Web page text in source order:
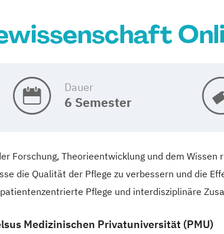
Dauer
6 Semester
Forschung, Theorieentwicklung und dem Wissen
die Qualität der Pflege zu verbessern und die
Pflege und interdisziplinäre
Medizinischen Privatuniversität (PMU)